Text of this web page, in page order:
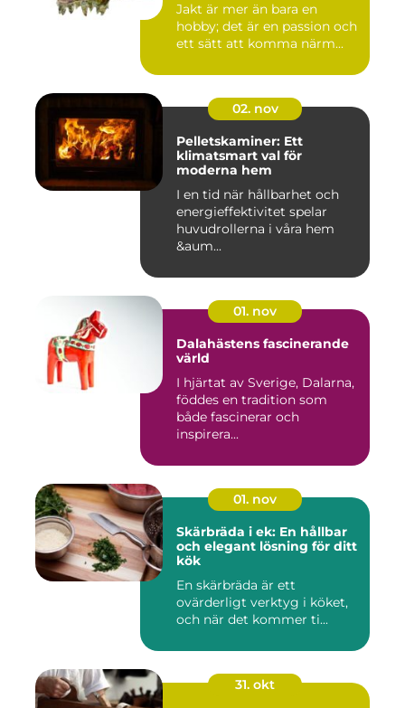
Jakt är mer än bara en
hobby; det är en passion och
ett sätt att komma närm...
02. nov
Pelletskaminer: Ett
klimatsmart val för
moderna hem
I en tid när hållbarhet och
energieffektivitet spelar
huvudrollerna i våra hem
&aum...
01. nov
Dalahästens fascinerande
värld
I hjärtat av Sverige, Dalarna,
föddes en tradition som
både fascinerar och
inspirera...
01. nov
Skärbräda i ek: En hållbar
och elegant lösning för ditt
kök
En skärbräda är ett
ovärderligt verktyg i köket,
och när det kommer ti...
31. okt